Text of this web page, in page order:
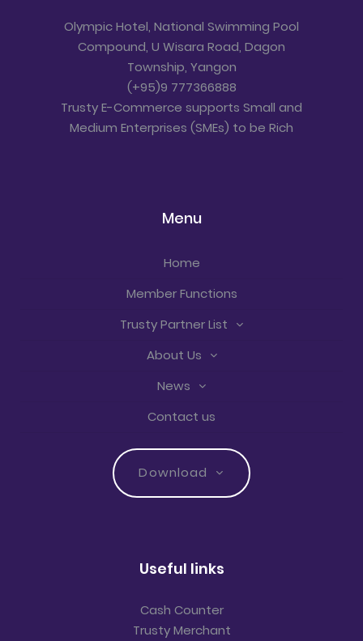
Olympic Hotel, National Swimming Pool
Compound, U Wisara Road, Dagon
Township, Yangon
(+95)9 777366888
Trusty E-Commerce supports Small and
Medium Enterprises (SMEs) to be Rich
Menu
Home
Member Functions
Trusty Partner List
About Us
News
Contact us
Download
Useful links
Cash Counter
Trusty Merchant